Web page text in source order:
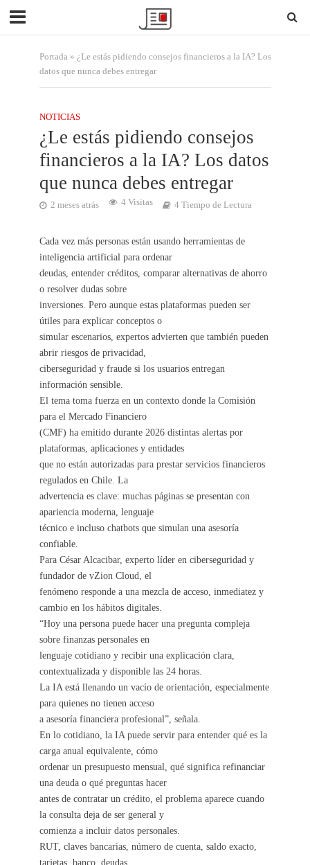
Portada» ¿Le estás pidiendo consejos financieros a la IA? Los
datos que nunca debes entregar
NOTICIAS
¿Le estás pidiendo consejos
financieros a la IA? Los datos
que nunca debes entregar
2 meses atrás 4 Visitas 4 Tiempo de Lectura
Cada vez más personas están usando herramientas de
inteligencia artificial para ordenar
deudas, entender créditos, comparar alternativas de ahorro
o resolver dudas sobre
inversiones. Pero aunque estas plataformas pueden ser
útiles para explicar conceptos o
simular escenarios, expertos advierten que también pueden
abrir riesgos de privacidad,
ciberseguridad y fraude si los usuarios entregan
información sensible.
El tema toma fuerza en un contexto donde la Comisión
para el Mercado Financiero
(CMF) ha emitido durante 2026 distintas alertas por
plataformas, aplicaciones y entidades
que no están autorizadas para prestar servicios financieros
regulados en Chile. La
advertencia es clave: muchas páginas se presentan con
apariencia moderna, lenguaje
técnico e incluso chatbots que simulan una asesoría
confiable.
Para César Alcacibar, experto líder en ciberseguridad y
fundador de vZion Cloud, el
fenómeno responde a una mezcla de acceso, inmediatez y
cambio en los hábitos digitales.
“Hoy una persona puede hacer una pregunta compleja
sobre finanzas personales en
lenguaje cotidiano y recibir una explicación clara,
contextualizada y disponible las 24 horas.
La IA está llenando un vacío de orientación, especialmente
para quienes no tienen acceso
a asesoría financiera profesional”, señala.
En lo cotidiano, la IA puede servir para entender qué es la
carga anual equivalente, cómo
ordenar un presupuesto mensual, qué significa refinanciar
una deuda o qué preguntas hacer
antes de contratar un crédito, el problema aparece cuando
la consulta deja de ser general y
comienza a incluir datos personales.
RUT, claves bancarias, número de cuenta, saldo exacto,
tarjetas, banco, deudas